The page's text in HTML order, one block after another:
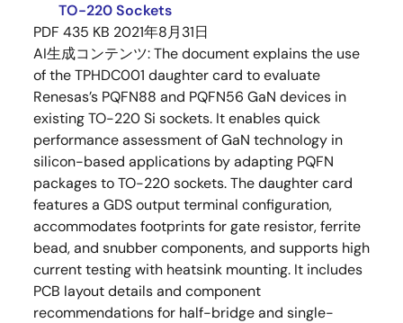
TO-220 Sockets
PDF 435 KB 2021年8月31日
AI生成コンテンツ:The document explains the use
of the TPHDC001 daughter card to evaluate
Renesas’s PQFN88 and PQFN56 GaN devices in
existing TO-220 Si sockets. It enables quick
performance assessment of GaN technology in
silicon-based applications by adapting PQFN
packages to TO-220 sockets. The daughter card
features a GDS output terminal configuration,
accommodates footprints for gate resistor, ferrite
bead, and snubber components, and supports high
current testing with heatsink mounting. It includes
PCB layout details and component
recommendations for half-bridge and single-